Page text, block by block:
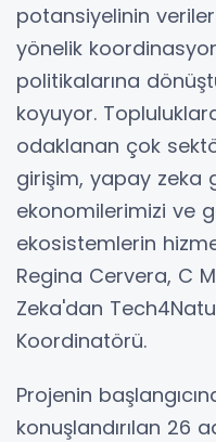
potansiyelinin
yönelik
politikalarına
koyuyor.
odaklanan çok
girişim, yapay zeka
ekonomilerimizi ve
ekosistemlerin
Regina Cervera, C
Zeka'dan
Koordinatörü.
Projenin
konuşlandırılan 26